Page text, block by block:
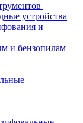
устройства
и
и бензопилам